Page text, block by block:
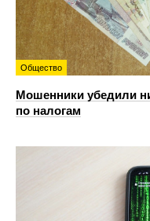
Общество
Мошенники убедили
по налогам